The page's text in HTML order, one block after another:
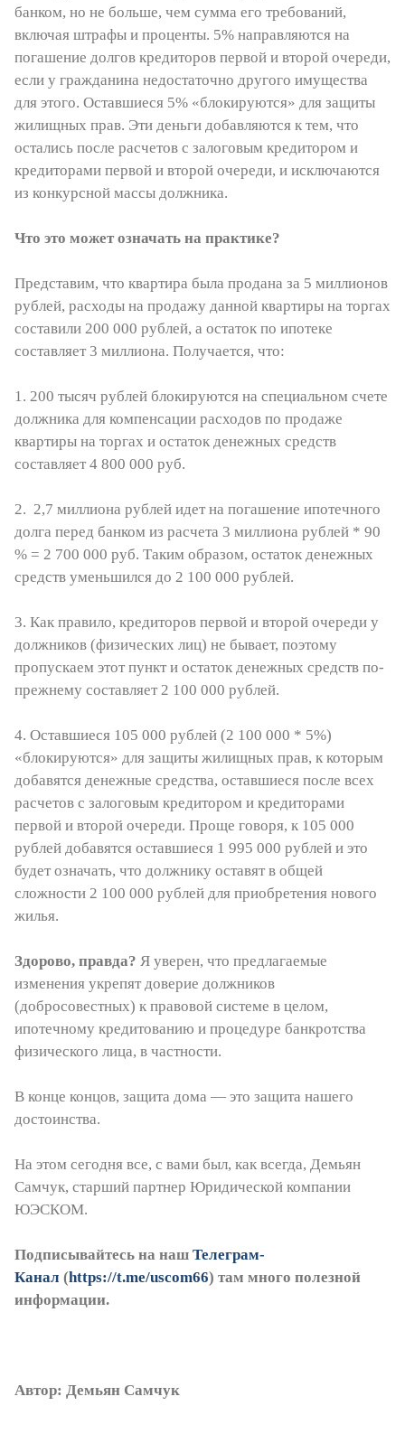
банком, но не больше, чем сумма его требований,
включая штрафы и проценты. 5% направляются на
погашение долгов кредиторов первой и второй очереди,
если у гражданина недостаточно другого имущества
для этого. Оставшиеся 5% «блокируются» для защиты
жилищных прав. Эти деньги добавляются к тем, что
остались после расчетов с залоговым кредитором и
кредиторами первой и второй очереди, и исключаются
из конкурсной массы должника.
Что это может означать на практике?
Представим, что квартира была продана за 5 миллионов
рублей, расходы на продажу данной квартиры на торгах
составили 200 000 рублей, а остаток по ипотеке
составляет 3 миллиона. Получается, что:
1. 200 тысяч рублей блокируются на специальном счете
должника для компенсации расходов по продаже
квартиры на торгах и остаток денежных средств
составляет 4 800 000 руб.
2. 2,7 миллиона рублей идет на погашение ипотечного
долга перед банком из расчета 3 миллиона рублей * 90
% = 2 700 000 руб. Таким образом, остаток денежных
средств уменьшился до 2 100 000 рублей.
3. Как правило, кредиторов первой и второй очереди у
должников (физических лиц) не бывает, поэтому
пропускаем этот пункт и остаток денежных средств по-
прежнему составляет 2 100 000 рублей.
4. Оставшиеся 105 000 рублей (2 100 000 * 5%)
«блокируются» для защиты жилищных прав, к которым
добавятся денежные средства, оставшиеся после всех
расчетов с залоговым кредитором и кредиторами
первой и второй очереди. Проще говоря, к 105 000
рублей добавятся оставшиеся 1 995 000 рублей и это
будет означать, что должнику оставят в общей
сложности 2 100 000 рублей для приобретения нового
жилья.
Здорово, правда? Я уверен, что предлагаемые
изменения укрепят доверие должников
(добросовестных) к правовой системе в целом,
ипотечному кредитованию и процедуре банкротства
физического лица, в частности.
В конце концов, защита дома — это защита нашего
достоинства.
На этом сегодня все, с вами был, как всегда, Демьян
Самчук, старший партнер Юридической компании
ЮЭСКОМ.
Подписывайтесь на наш Телеграм-
Канал (https://t.me/uscom66) там много полезной
информации.
Автор: Демьян Самчук